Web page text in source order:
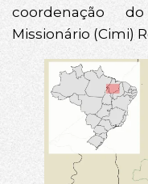
coordenação
Missionário (Cimi)